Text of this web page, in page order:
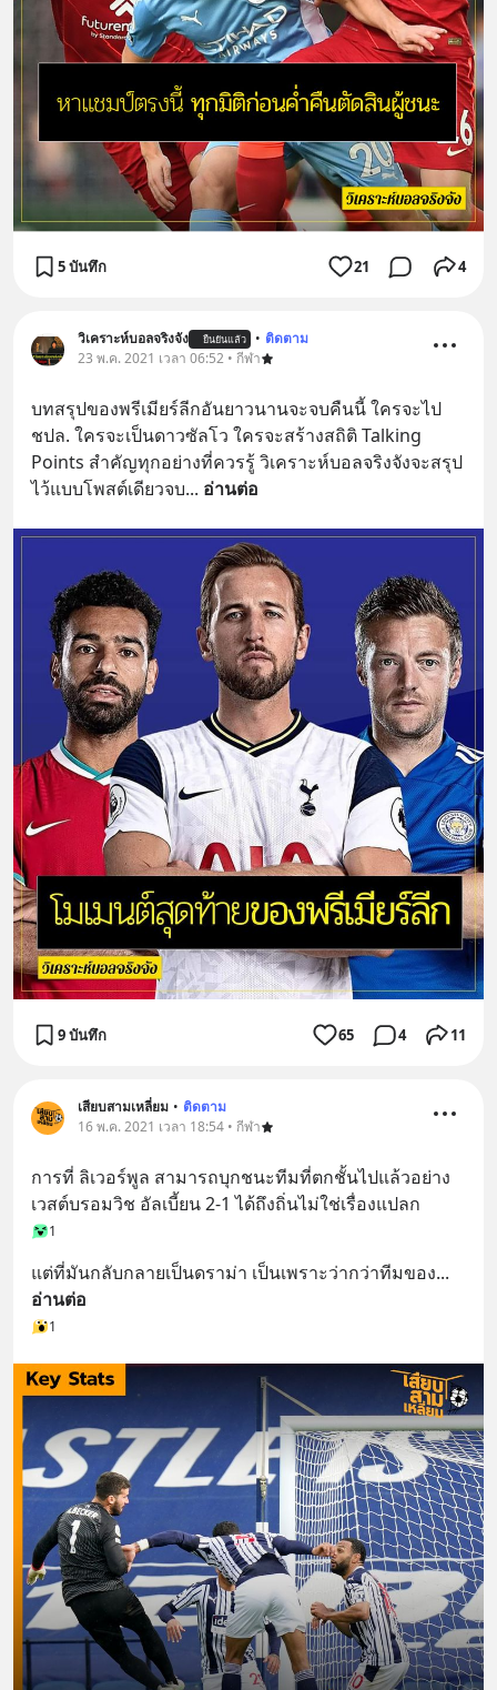
5 บันทึก 21 4
วิเคราะห์บอลจริงจัง ยืนยันแล้ว • ติดตาม
23 พ.ค. 2021 เวลา 06:52 • กีฬา
บทสรุปของพรีเมียร์ลีกอันยาวนานจะจบคืนนี้ ใครจะไป
ชปล. ใครจะเป็นดาวซัลโว ใครจะสร้างสถิติ Talking
Points สำคัญทุกอย่างที่ควรรู้ วิเคราะห์บอลจริงจังจะสรุป
ไว้แบบโพสต์เดียวจบ... อ่านต่อ
9 บันทึก 65 4 11
เสียบสามเหลี่ยม • ติดตาม
16 พ.ค. 2021 เวลา 18:54 • กีฬา
การที่ ลิเวอร์พูล สามารถบุกชนะทีมที่ตกชั้นไปแล้วอย่าง
เวสต์บรอมวิช อัลเบี้ยน 2-1 ได้ถึงถิ่นไม่ใช่เรื่องแปลก
1
แต่ที่มันกลับกลายเป็นดราม่า เป็นเพราะว่ากว่าทีมของ
อ่านต่อ
1